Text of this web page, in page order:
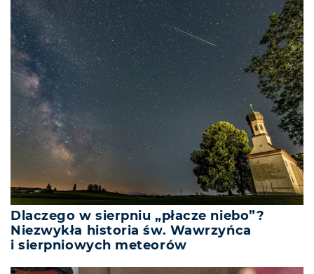
Dlaczego w sierpniu „płacze niebo”?
Niezwykła historia św. Wawrzyńca
i sierpniowych meteorów